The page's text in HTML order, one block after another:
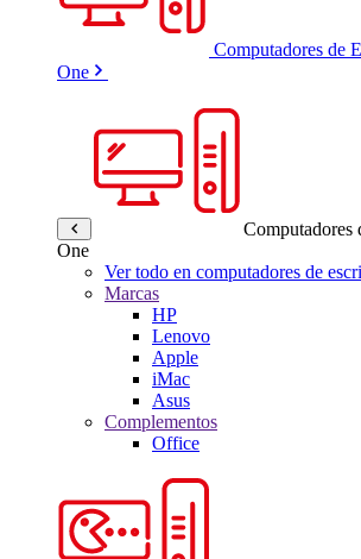
Computadores de
One
One
Ver todo en computadores de
Marcas
HP
Lenovo
Apple
iMac
Asus
Complementos
Office